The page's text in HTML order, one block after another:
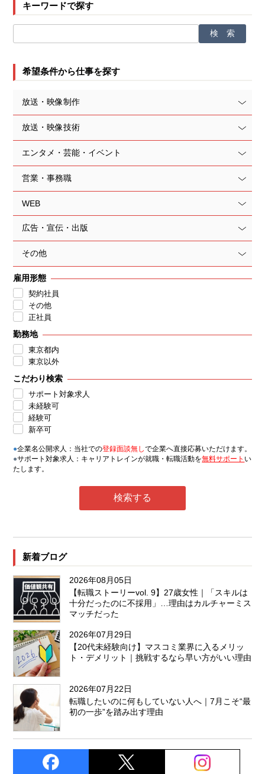
キーワードで探す
希望条件から仕事を探す
放送・映像制作
放送・映像技術
エンタメ・芸能・イベント
営業・事務職
WEB
広告・宣伝・出版
その他
雇用形態
契約社員
その他
正社員
勤務地
東京都内
東京以外
こだわり検索
サポート対象求人
未経験可
経験可
新卒可
●企業名公開求人：当社での登録面談無しで企業へ直接応募いただけます。
●サポート対象求人：キャリアトレインが就職・転職活動を無料サポート い
たします。
新着ブログ
2026年08月05日
【転職ストーリーvol. 9】27歳女性｜「スキルは
十分だったのに不採用」…理由はカルチャーミス
マッチだった
2026年07月29日
【20代未経験向け】マスコミ業界に入るメリッ
ト・デメリット｜挑戦するなら早い方がいい理由
2026年07月22日
転職したいのに何もしていない人へ｜7月こそ“最
初の一歩”を踏み出す理由